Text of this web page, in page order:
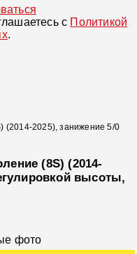
с Политикой
.
(2014-2025), занижение 5/0
(8S) (2014-
высоты,
фото